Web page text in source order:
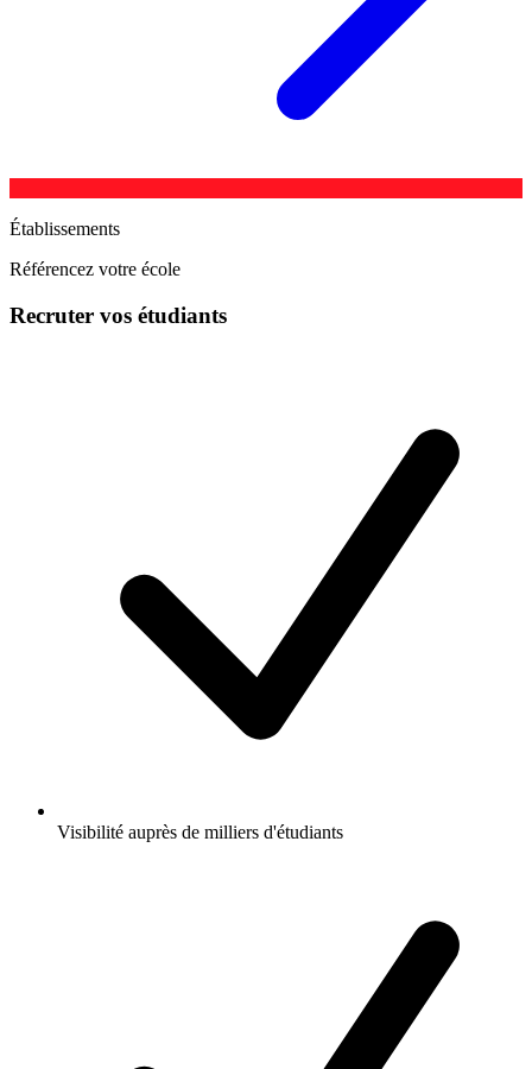
Établissements
Référencez votre école
Recruter vos étudiants
Visibilité auprès de milliers d'étudiants